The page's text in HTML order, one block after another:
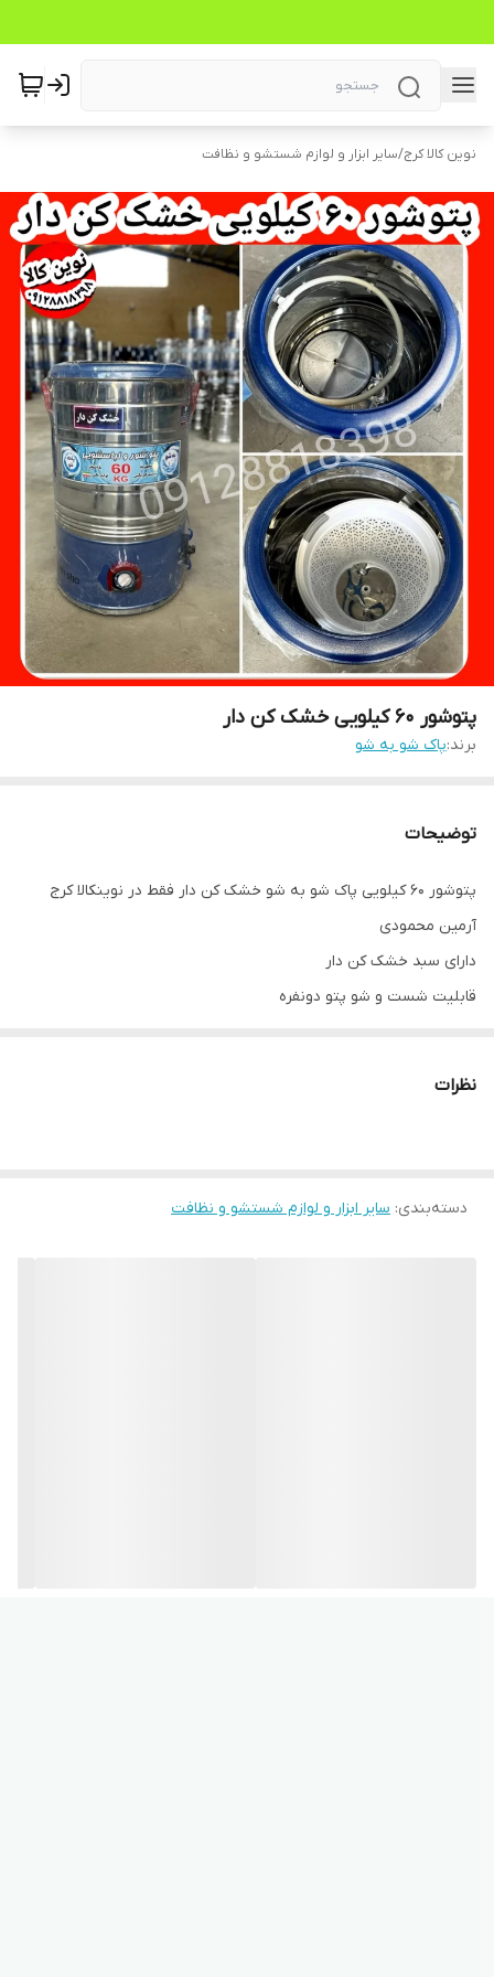
نوین کالا کرج/سایر ابزار و لوازم شستشو و نظافت
پتوشور ۶۰ کیلویی خشک کن دار
برند:پاک شو به شو
توضیحات
پتوشور ۶۰ کیلویی پاک شو به شو خشک کن دار فقط در نوینکالا کرج
آرمین محمودی
دارای سبد خشک کن دار
قابلیت شست و شو پتو دونفره
نظرات
دسته‌بندی: سایر ابزار و لوازم شستشو و نظافت